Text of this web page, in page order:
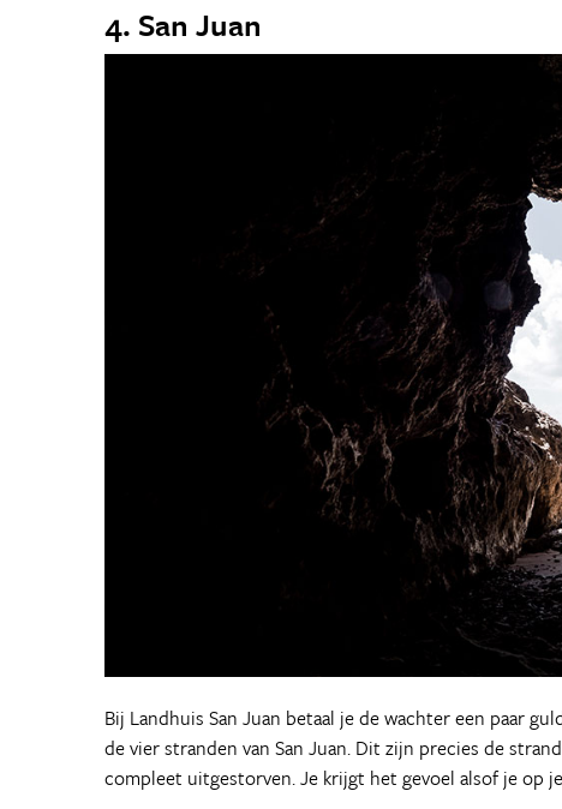
4. San Juan
Bij Landhuis San Juan betaal je de wachter een paar
de vier stranden van San Juan. Dit zijn precies de
compleet uitgestorven. Je krijgt het gevoel alsof je op